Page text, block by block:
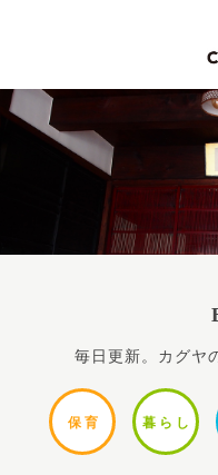
毎日更新。カグヤ
保 育 暮ら し